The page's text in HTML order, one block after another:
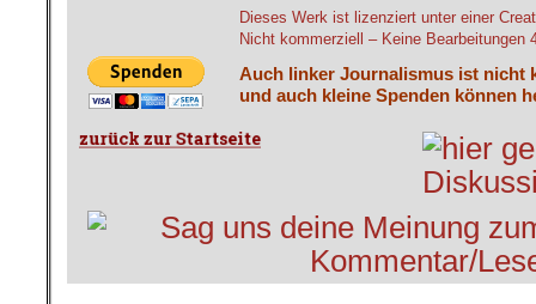
Dieses Werk ist lizenziert unter einer
Nicht kommerziell – Keine Bearbeitungen
Auch linker Journalismus ist nicht
und auch kleine Spenden können